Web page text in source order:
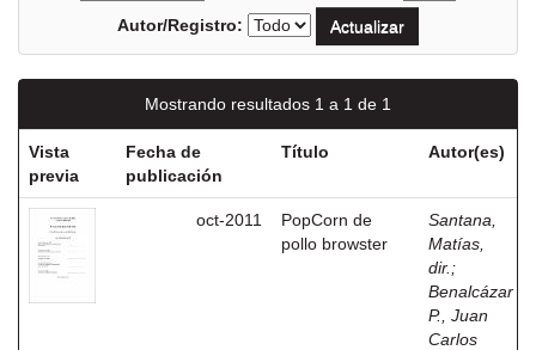
Autor/Registro:
Mostrando resultados 1 a 1 de 1
Vista
previa
Fecha de
publicación
Título Autor(es)
oct-2011
PopCorn de
pollo browster
Santana,
Matías,
dir. ;
Benalcázar
P., Juan
Carlos